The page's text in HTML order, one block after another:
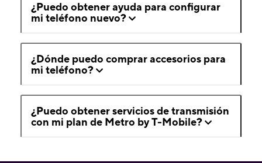
¿Puedo obtener ayuda para configurar
mi teléfono nuevo?
¿Dónde puedo comprar accesorios para
mi teléfono?
¿Puedo obtener servicios de transmisión
con mi plan de Metro by T-Mobile?